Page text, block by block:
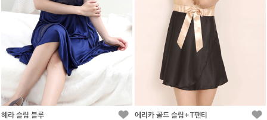
헤라 슬립 블루 에리카 골드 슬립+T팬티